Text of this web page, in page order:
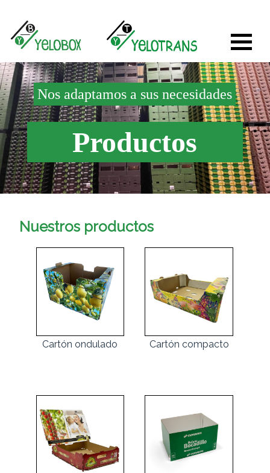
Nos adaptamos a sus necesidades
Productos
Nuestros productos
Cartón ondulado Cartón compacto